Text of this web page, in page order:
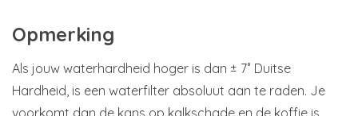
Opmerking
Als jouw waterhardheid hoger is dan ± 7˚ Duitse
Hardheid, is een waterfilter absoluut aan te raden. Je
voorkomt dan de kans op kalkschade en de koffie is